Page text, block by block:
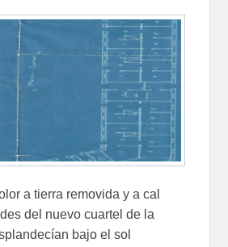
a tierra removida y a cal
del nuevo cuartel de la
bajo el sol